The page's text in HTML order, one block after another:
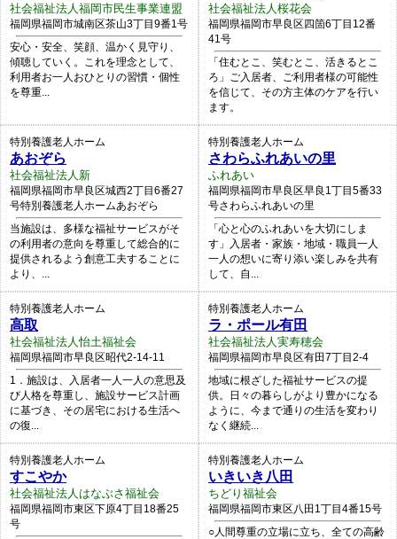
社会福祉法人福岡市民生事業連盟
福岡県福岡市城南区茶山3丁目9番1号
安心・安全、笑顔、温かく見守り、
傾聴していく。これを理念として、
利用者お一人おひとりの習慣・個性
を尊重...
社会福祉法人桜花会
福岡県福岡市早良区四箇6丁目12番
41号
「住むとこ、笑むとこ、活きるとこ
ろ」ご入居者、ご利用者様の可能性
を信じて、その方主体のケアを行い
ます。
特別養護老人ホーム
あおぞら
社会福祉法人新
福岡県福岡市早良区城西2丁目6番27
号特別養護老人ホームあおぞら
当施設は、多様な福祉サービスがそ
の利用者の意向を尊重して総合的に
提供されるよう創意工夫することに
より、...
特別養護老人ホーム
さわらふれあいの里
ふれあい
福岡県福岡市早良区早良1丁目5番33
号さわらふれあいの里
「心と心のふれあいを大切にしま
す」入居者・家族・地域・職員一人
一人の想いに寄り添い楽しみを共有
して、自...
特別養護老人ホーム
高取
社会福祉法人怡土福祉会
福岡県福岡市早良区昭代2-14-11
1．施設は、入居者一人一人の意思及
び人格を尊重し、施設サービス計画
に基づき、その居宅における生活へ
の復...
特別養護老人ホーム
ラ・ポール有田
社会福祉法人実寿穂会
福岡県福岡市早良区有田7丁目2-4
地域に根ざした福祉サービスの提
供。日々の暮らしがより豊かになる
ように、今まで通りの生活を変わり
なく継続...
特別養護老人ホーム
すこやか
社会福祉法人はなぶさ福祉会
福岡県福岡市東区下原4丁目18番25
号
特別養護老人ホーム
いきいき八田
ちどり福祉会
福岡県福岡市東区八田1丁目4番15号
○人間尊重の立場に立ち、全ての高齢